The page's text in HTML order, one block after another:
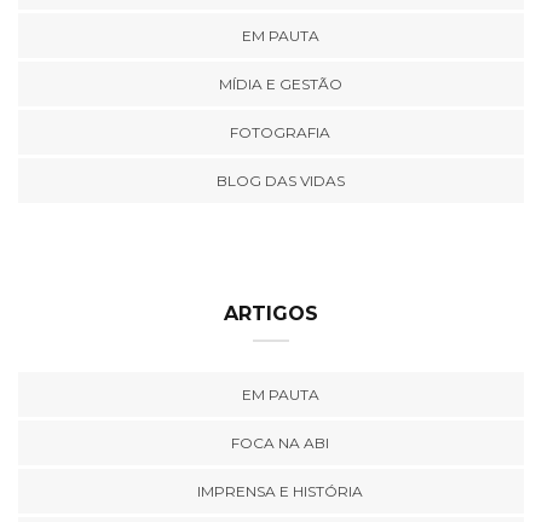
EM PAUTA
MÍDIA E GESTÃO
FOTOGRAFIA
BLOG DAS VIDAS
ARTIGOS
EM PAUTA
FOCA NA ABI
IMPRENSA E HISTÓRIA